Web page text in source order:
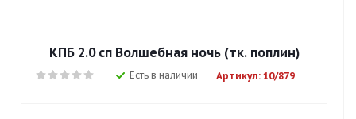
КПБ 2.0 сп Волшебная ночь (тк. поплин)
Есть в наличии Артикул: 10/879